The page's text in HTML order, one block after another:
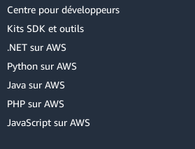
Centre pour développeurs
Kits SDK et outils
.NET sur AWS
Python sur AWS
Java sur AWS
PHP sur AWS
JavaScript sur AWS